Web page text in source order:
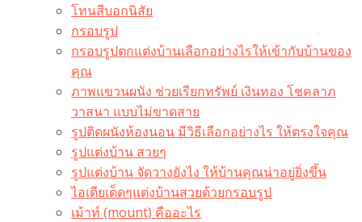
โทนสีบอกนิสัย
กรอบรูป
กรอบรูปตกแต่งบ้านเลือกอย่างไรให้เข้ากับบ้านของ
คุณ
ภาพแขวนผนัง ช่วยเรียกทรัพย์ เงินทอง โชคลาภ
วาสนา แบบไม่ขาดสาย
รูปติดผนังห้องนอน มีวิธีเลือกอย่างไร ให้ตรงใจคุณ
รูปแต่งบ้าน สวยๆ
รูปแต่งบ้าน จัดวางยังไง ให้บ้านคุณน่าอยู่ยิ่งขึ้น
ไอเดียเด็ดๆแต่งบ้านสวยด้วยกรอบรูป
เม้าท์ (mount) คืออะไร​